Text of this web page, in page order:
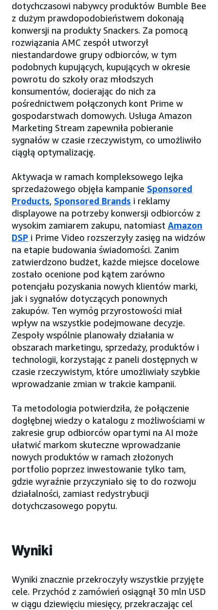
dotychczasowi nabywcy produktów Bumble Bee
z dużym prawdopodobieństwem dokonają
konwersji na produkty Snackers. Za pomocą
rozwiązania AMC zespół utworzył
niestandardowe grupy odbiorców, w tym
podobnych kupujących, kupujących w okresie
powrotu do szkoły oraz młodszych
konsumentów, docierając do nich za
pośrednictwem połączonych kont Prime w
gospodarstwach domowych. Usługa Amazon
Marketing Stream zapewniła pobieranie
sygnałów w czasie rzeczywistym, co umożliwiło
ciągłą optymalizację.
Aktywacja w ramach kompleksowego lejka
sprzedażowego objęła kampanie Sponsored
Products, Sponsored Brands i reklamy
displayowe na potrzeby konwersji odbiorców z
wysokim zamiarem zakupu, natomiast Amazon
DSP i Prime Video rozszerzyły zasięg na widzów
na etapie budowania świadomości. Zanim
zatwierdzono budżet, każde miejsce docelowe
zostało ocenione pod kątem zarówno
potencjału pozyskania nowych klientów marki,
jak i sygnałów dotyczących ponownych
zakupów. Ten wymóg przyrostowości miał
wpływ na wszystkie podejmowane decyzje.
Zespoły wspólnie planowały działania w
obszarach marketingu, sprzedaży, produktów i
technologii, korzystając z paneli dostępnych w
czasie rzeczywistym, które umożliwiały szybkie
wprowadzanie zmian w trakcie kampanii.
Ta metodologia potwierdziła, że połączenie
dogłębnej wiedzy o katalogu z możliwościami w
zakresie grup odbiorców opartymi na AI może
ułatwić markom skuteczne wprowadzanie
nowych produktów w ramach złożonych
portfolio poprzez inwestowanie tylko tam,
gdzie wyraźnie przyczyniało się to do rozwoju
działalności, zamiast redystrybucji
dotychczasowego popytu.
Wyniki
Wyniki znacznie przekroczyły wszystkie przyjęte
cele. Przychód z zamówień osiągnął 30 mln USD
w ciągu dziewięciu miesięcy, przekraczając cel